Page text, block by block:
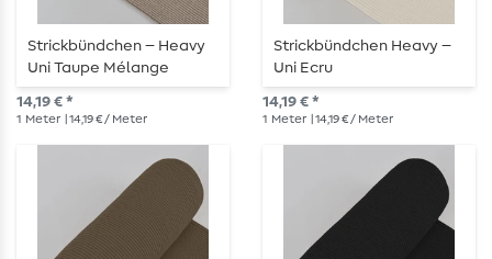
Strickbündchen – Heavy
Uni Taupe Mélange
14,19 € *
1 Meter | 14,19 € / Meter
Strickbündchen Heavy –
Uni Ecru
14,19 € *
1 Meter | 14,19 € / Meter